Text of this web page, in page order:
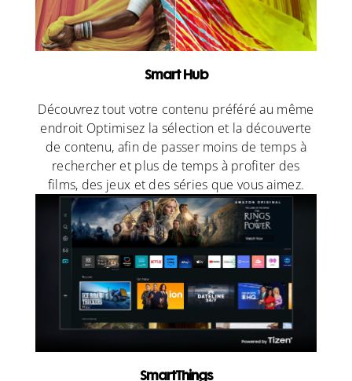
Smart Hub
Découvrez tout votre contenu préféré au même
endroit Optimisez la sélection et la découverte
de contenu, afin de passer moins de temps à
rechercher et plus de temps à profiter des
films, des jeux et des séries que vous aimez.
SmartThings